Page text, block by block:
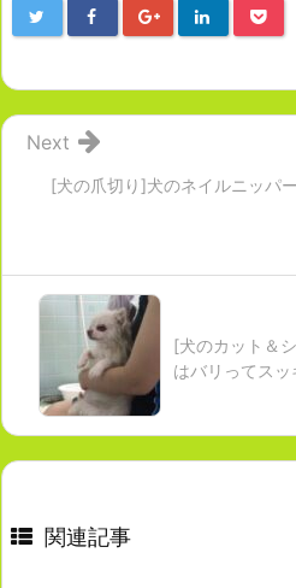
[犬の爪切り]犬のネイルニッパ
Next
[犬のカット＆
はバリってスッ
関連記事